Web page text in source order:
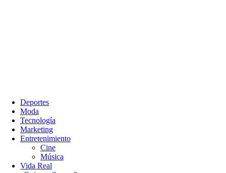
Deportes
Moda
Tecnología
Marketing
Entretenimiento
Cine
Música
Vida Real